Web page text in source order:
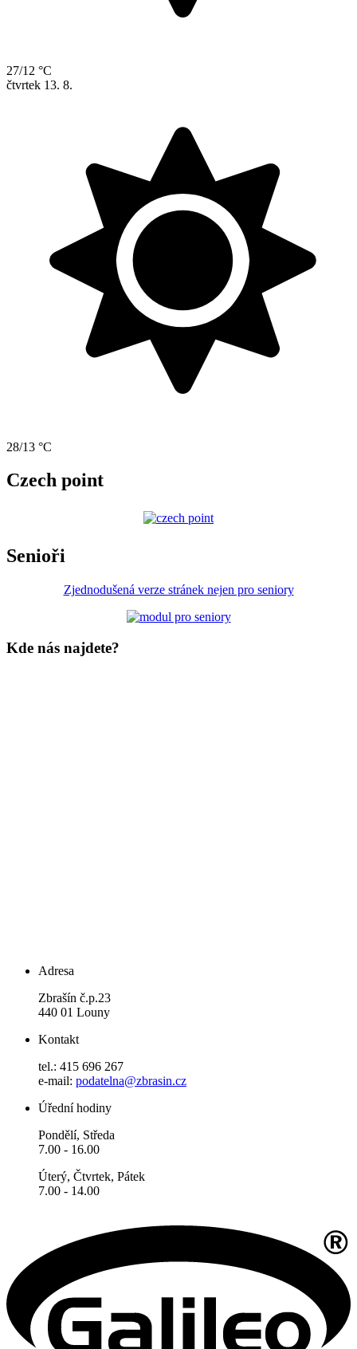
27/12 °C
čtvrtek 13. 8.
28/13 °C
Czech point
Senioři
Zjednodušená verze stránek nejen pro seniory
Kde nás najdete?
Adresa
Zbrašín č.p.23
440 01 Louny
Kontakt
tel.: 415 696 267
e-mail: podatelna@zbrasin.cz
Úřední hodiny
Pondělí, Středa
7.00 - 16.00
Úterý, Čtvrtek, Pátek
7.00 - 14.00